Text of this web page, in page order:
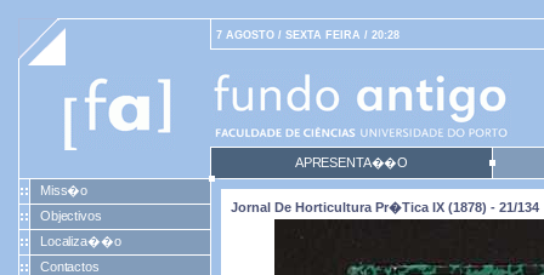
7 AGOSTO / SEXTA FEIRA / 20:28
APRESENTA��O
Miss�o
Objectivos
Localiza��o
Contactos
Jornal De Horticultura Pr�tica IX (1878) - 21/134